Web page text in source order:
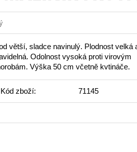
větší, sladce navinulý. Plodnost velká
Odolnost vysoká proti virovým
Výška 50 cm včetně kvtináče.
Kód zboží: 71145